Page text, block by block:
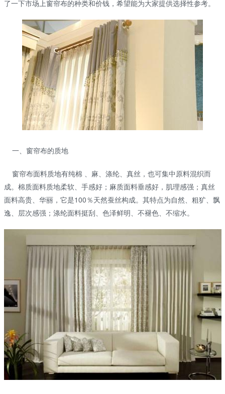
了一下市场上窗帘布的种类和价钱，希望能为大家提供选择性参考。
一、窗帘布的质地
窗帘布面料质地有纯棉 、麻、涤纶、真丝，也可集中原料混织而
成。棉质面料质地柔软、手感好；麻质面料垂感好，肌理感强；真丝
面料高贵、华丽，它是100％天然蚕丝构成。其特点为自然、粗犷、飘
逸、层次感强；涤纶面料挺刮、色泽鲜明、不褪色、不缩水。